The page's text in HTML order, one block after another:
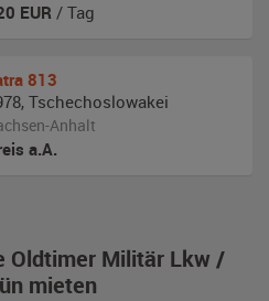
Oldtimer Militär Lkw /
mieten
EUR / Tag
813
, Tschechoslowakei
Anhalt
a.A.